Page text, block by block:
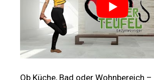
Ob Küche, Bad oder Wohnbereich –